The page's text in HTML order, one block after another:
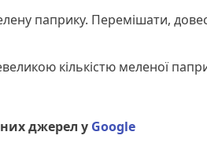
паприку. Перемішати,
кількістю меленої
джерел у Google